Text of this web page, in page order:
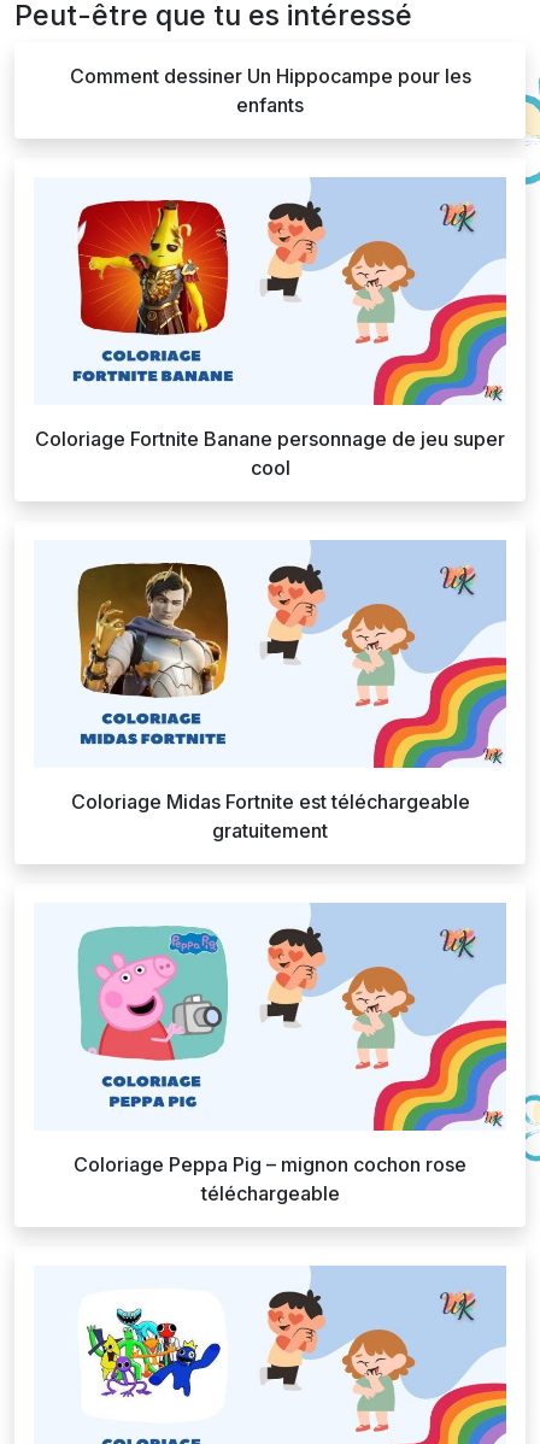
Peut-être que tu es intéressé
Comment dessiner Un Hippocampe pour les
enfants
Coloriage Fortnite Banane personnage de jeu super
cool
Coloriage Midas Fortnite est téléchargeable
gratuitement
Coloriage Peppa Pig – mignon cochon rose
téléchargeable